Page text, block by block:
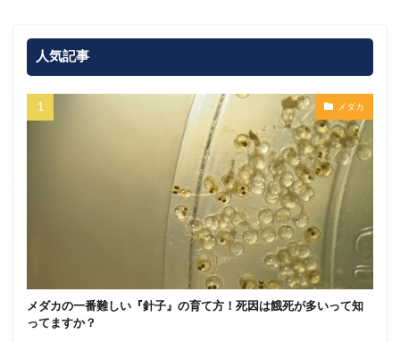
人気記事
メダカ
メダカの一番難しい『針子』の育て方！死因は餓死が多いって知
ってますか？